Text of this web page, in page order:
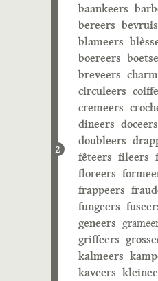
2
baankeers
bereers bevruis
blameers
boereers
breveers
circuleers
cremeers
dineers doceers
doubleers
fêteers fileers
floreers
frappeers
fungeers
geneers
griffeers
kalmeers
kaveers